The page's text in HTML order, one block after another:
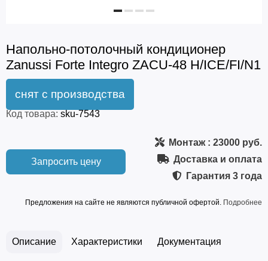
Напольно-потолочный кондиционер
Zanussi Forte Integro ZACU-48 H/ICE/FI/N1
Код товара: sku-7543
Запросить цену
Монтаж: 23000 руб.
Доставка и оплата
Гарантия 3 года
Предложения на сайте не являются публичной офертой. Подробнее
Описание Характеристики Документация